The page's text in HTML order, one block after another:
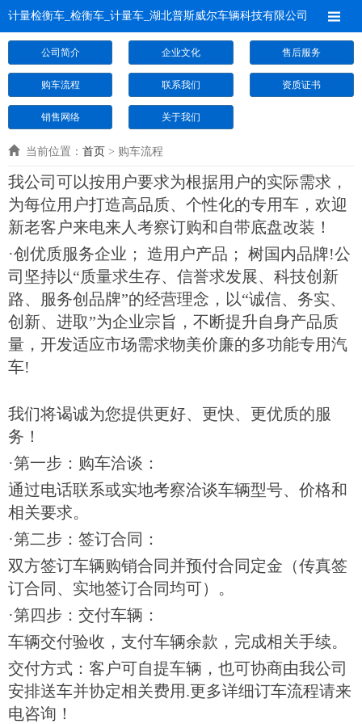
计量检衡车_检衡车_计量车_湖北普斯威尔车辆科技有限公司
公司简介 企业文化 售后服务
购车流程 联系我们 资质证书
销售网络 关于我们
当前位置： 首页 > 购车流程
我公司可以按用户要求为根据用户的实际需求，
为每位用户打造高品质、个性化的专用车，欢迎
新老客户来电来人考察订购和自带底盘改装！
·创优质服务企业； 造用户产品； 树国内品牌!公
司坚持以“质量求生存、信誉求发展、科技创新
路、服务创品牌”的经营理念，以“诚信、务实、
创新、进取”为企业宗旨，不断提升自身产品质
量，开发适应市场需求物美价廉的多功能专用汽
车!
我们将谒诚为您提供更好、更快、更优质的服
务！
·第一步：购车洽谈：
通过电话联系或实地考察洽谈车辆型号、价格和
相关要求。
·第二步：签订合同：
双方签订车辆购销合同并预付合同定金（传真签
订合同、实地签订合同均可）。
·第四步：交付车辆：
车辆交付验收，支付车辆余款，完成相关手续。
交付方式：客户可自提车辆，也可协商由我公司
安排送车并协定相关费用.更多详细订车流程请来
电咨询！